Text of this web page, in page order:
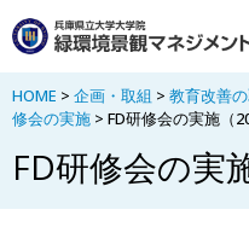
HOME > 企画・取組 > 教育改善
修会の実施 > FD研修会の実施（
FD研修会の実